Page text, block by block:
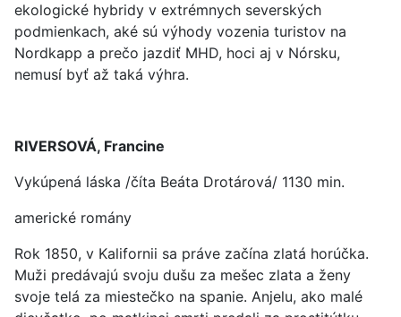
ekologické hybridy v extrémnych severských
podmienkach, aké sú výhody vozenia turistov na
Nordkapp a prečo jazdiť MHD, hoci aj v Nórsku,
nemusí byť až taká výhra.
RIVERSOVÁ, Francine
Vykúpená láska /číta Beáta Drotárová/ 1130 min.
americké romány
Rok 1850, v Kalifornii sa práve začína zlatá horúčka.
Muži predávajú svoju dušu za mešec zlata a ženy
svoje telá za miestečko na spanie. Anjelu, ako malé